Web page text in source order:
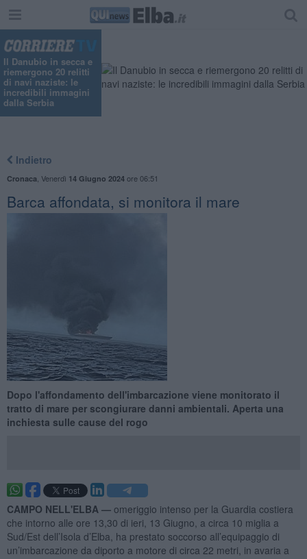
Il Danubio in secca e
riemergono 20 relitti
di navi naziste: le
incredibili immagini
dalla Serbia
Indietro
Cronaca Venerdì 14 Giugno 2024ore 06:51
Barca affondata, si monitora il mare
Dopo l'affondamento dell'imbarcazione viene monitorato il
tratto di mare per scongiurare danni ambientali. Aperta una
inchiesta sulle cause del rogo
CAMPO NELL'ELBA — omeriggio intenso per la Guardia costiera
che intorno alle ore 13,30 di ieri, 13 Giugno, a circa 10 miglia a
Sud/Est dell’Isola d’Elba, ha prestato soccorso all’equipaggio di
un’imbarcazione da diporto a motore di circa 22 metri, in avaria a